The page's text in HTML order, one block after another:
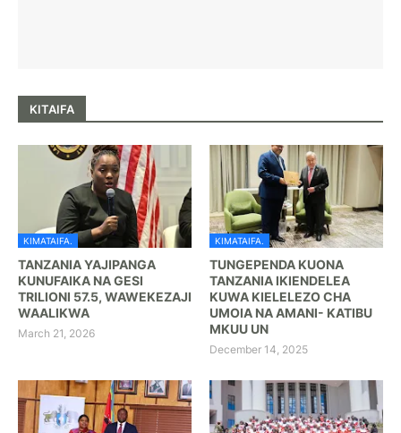
KITAIFA
KIMATAIFA.
TANZANIA YAJIPANGA
KUNUFAIKA NA GESI
TRILIONI 57.5, WAWEKEZAJI
WAALIKWA
March 21, 2026
KIMATAIFA.
TUNGEPENDA KUONA
TANZANIA IKIENDELEA
KUWA KIELELEZO CHA
UMOIA NA AMANI- KATIBU
MKUU UN
December 14, 2025